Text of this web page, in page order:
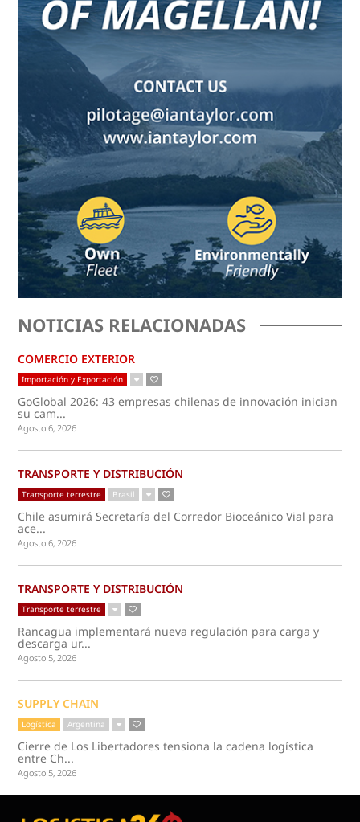
NOTICIAS RELACIONADAS
COMERCIO EXTERIOR
Importación y Exportación
GoGlobal 2026: 43 empresas chilenas de innovación inician
su cam...
Agosto 6, 2026
TRANSPORTE Y DISTRIBUCIÓN
Transporte terrestre Brasil
Chile asumirá Secretaría del Corredor Bioceánico Vial para
ace...
Agosto 6, 2026
TRANSPORTE Y DISTRIBUCIÓN
Transporte terrestre
Rancagua implementará nueva regulación para carga y
descarga ur...
Agosto 5, 2026
SUPPLY CHAIN
Logística Argentina
Cierre de Los Libertadores tensiona la cadena logística
entre Ch...
Agosto 5, 2026